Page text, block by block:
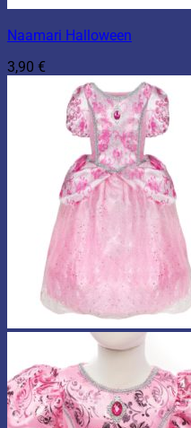
Naamari Halloween
3,90 €